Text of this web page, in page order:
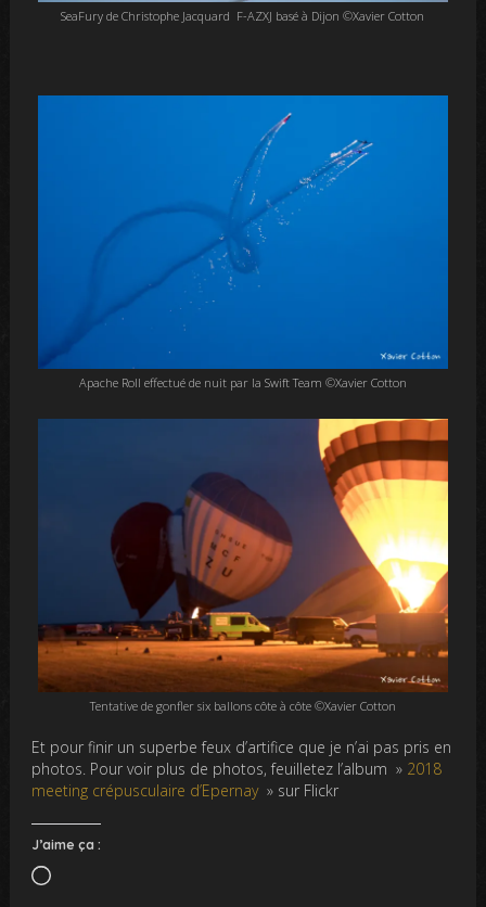
SeaFury de Christophe Jacquard F-AZXJ basé à Dijon ©Xavier Cotton
Apache Roll effectué de nuit par la Swift Team ©Xavier Cotton
Tentative de gonfler six ballons côte à côte ©Xavier Cotton
Et pour finir un superbe feux d’artifice que je n’ai pas pris en
photos. Pour voir plus de photos, feuilletez l’album » 2018
meeting crépusculaire d’Epernay» sur Flickr
J’aime ça :
Chargement…